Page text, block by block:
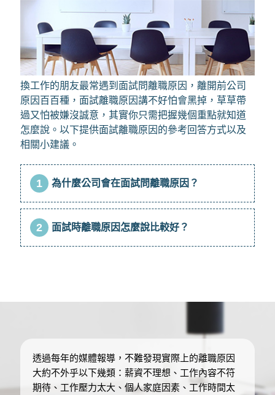
換工作的朋友最常遇到面試問離職原因，離開前公司
原因百百種，面試離職原因講不好怕會黑掉，草草帶
過又怕被嫌沒誠意，其實你只需把握幾個重點就知道
怎麼說。以下提供面試離職原因的參考回答方式以及
相關小建議。
1 為什麼公司會在面試問離職原因？
2 面試時離職原因怎麼說比較好？
透過每年的媒體報導，不難發現實際上的離職原因
大約不外乎以下幾類：薪資不理想、工作內容不符
期待、工作壓力太大、個人家庭因素、工作時間太